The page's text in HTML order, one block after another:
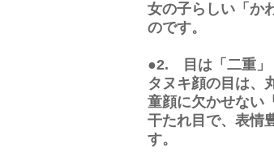
女の子らしい「か
のです。
●2. 目は「二重」
タヌキ顔の目は、
童顔に欠かせない
干たれ目で、表情
す。